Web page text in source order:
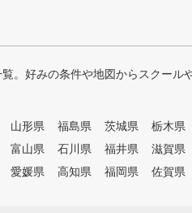
。好みの条件や地図からスクール
山形県 福島県 茨城県 栃木県
富山県 石川県 福井県 滋賀県
愛媛県 高知県 福岡県 佐賀県